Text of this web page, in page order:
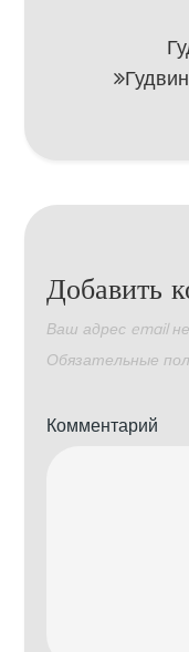
Добавить
Ваш адрес email
Обязательные
Комментарий